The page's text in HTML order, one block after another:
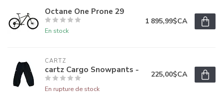
Octane One Prone 29
En stock
1 895,99$CA
CARTZ
cartz Cargo Snowpants -
En rupture de stock
225,00$CA